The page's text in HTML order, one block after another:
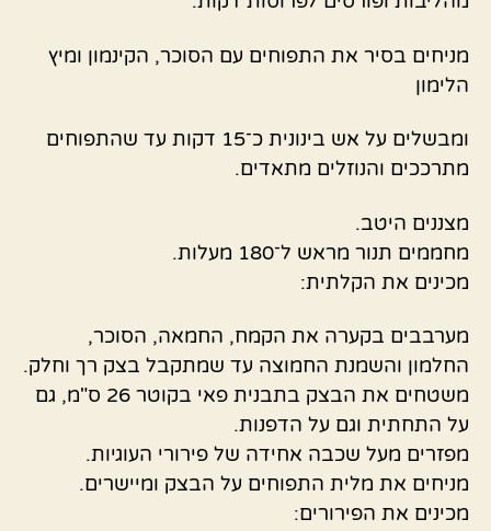
מניחים בסיר את התפוחים עם הסוכר, הקינמון ומיץ
הלימון
ומבשלים על אש בינונית כ־15 דקות עד שהתפוחים
מתרככים והנוזלים מתאדים.
מצננים היטב.
מחממים תנור מראש ל־180 מעלות.
מכינים את הקלתית:
מערבבים בקערה את הקמח, החמאה, הסוכר,
החלמון והשמנת החמוצה עד שמתקבל בצק רך וחלק.
משטחים את הבצק בתבנית פאי בקוטר 26 ס"מ, גם
על התחתית וגם על הדפנות.
מפזרים מעל שכבה אחידה של פירורי העוגיות.
מניחים את מלית התפוחים על הבצק ומיישרים.
מכינים את הפירורים: